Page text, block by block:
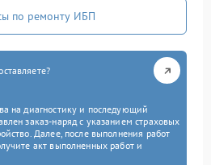
по ремонту ИБП
на диагностику и последующий
заказ-наряд с указанием страховых
Далее, после выполнения работ
акт выполненных работ и